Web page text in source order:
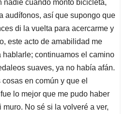
nadie cuando montó bicicleta,
audífonos, así que supongo que
di la vuelta para acercarme y
este acto de amabilidad me
hablarle; continuamos el camino
suaves, ya no había afán.
en común y que el
lo mejor que me pudo haber
No sé si la volveré a ver,